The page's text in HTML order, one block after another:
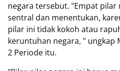
negara tersebut. "Empat pilar
sentral dan menentukan,
pilar ini tidak kokoh atau
keruntuhan negara, " ungkap
2 Periode itu.